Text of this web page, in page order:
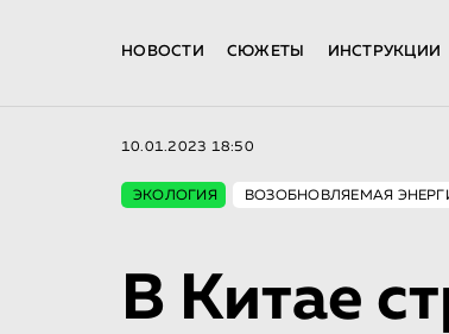
НОВОСТИ СЮЖЕТЫ ИНСТРУКЦИИ
10.01.2023 18:50
ЭКОЛОГИЯ ВОЗОБНОВЛЯЕМАЯ
В Китае